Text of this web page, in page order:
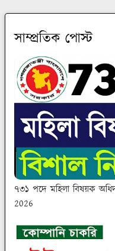
সাম্প্রতিক পোস্ট
৭৩১ পদে মহিলা বিষয়ক
2026